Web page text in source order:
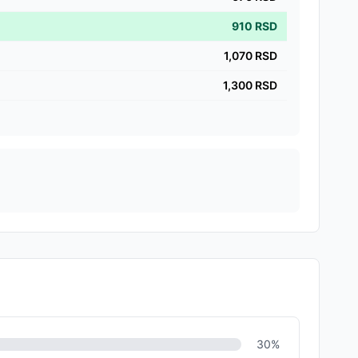
910 RSD
1,070 RSD
1,300 RSD
30%